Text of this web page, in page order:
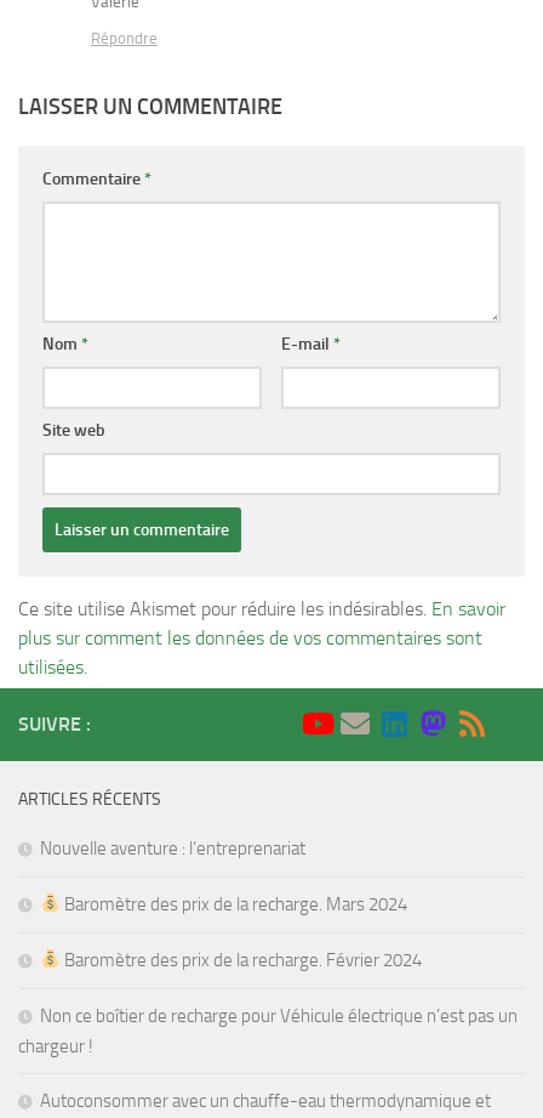
Répondre
LAISSER UN COMMENTAIRE
Commentaire*
Nom * E-mail *
Site web
Ce site utilise Akismet pour réduire les indésirables. En savoir
plus sur comment les données de vos commentaires sont
utilisées
SUIVRE :
ARTICLES RÉCENTS
Nouvelle aventure : l’entreprenariat
Baromètre des prix de la recharge. Mars 2024
Baromètre des prix de la recharge. Février 2024
Non ce boîtier de recharge pour Véhicule électrique n’est pas un
chargeur !
Autoconsommer avec un chauffe-eau thermodynamique et